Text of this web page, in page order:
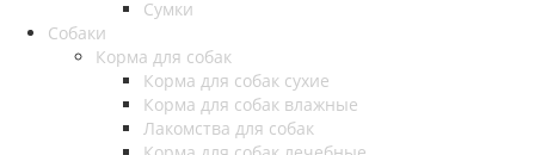
Сумки
Собаки
Корма для собак
Корма для собак сухие
Корма для собак влажные
Лакомства для собак